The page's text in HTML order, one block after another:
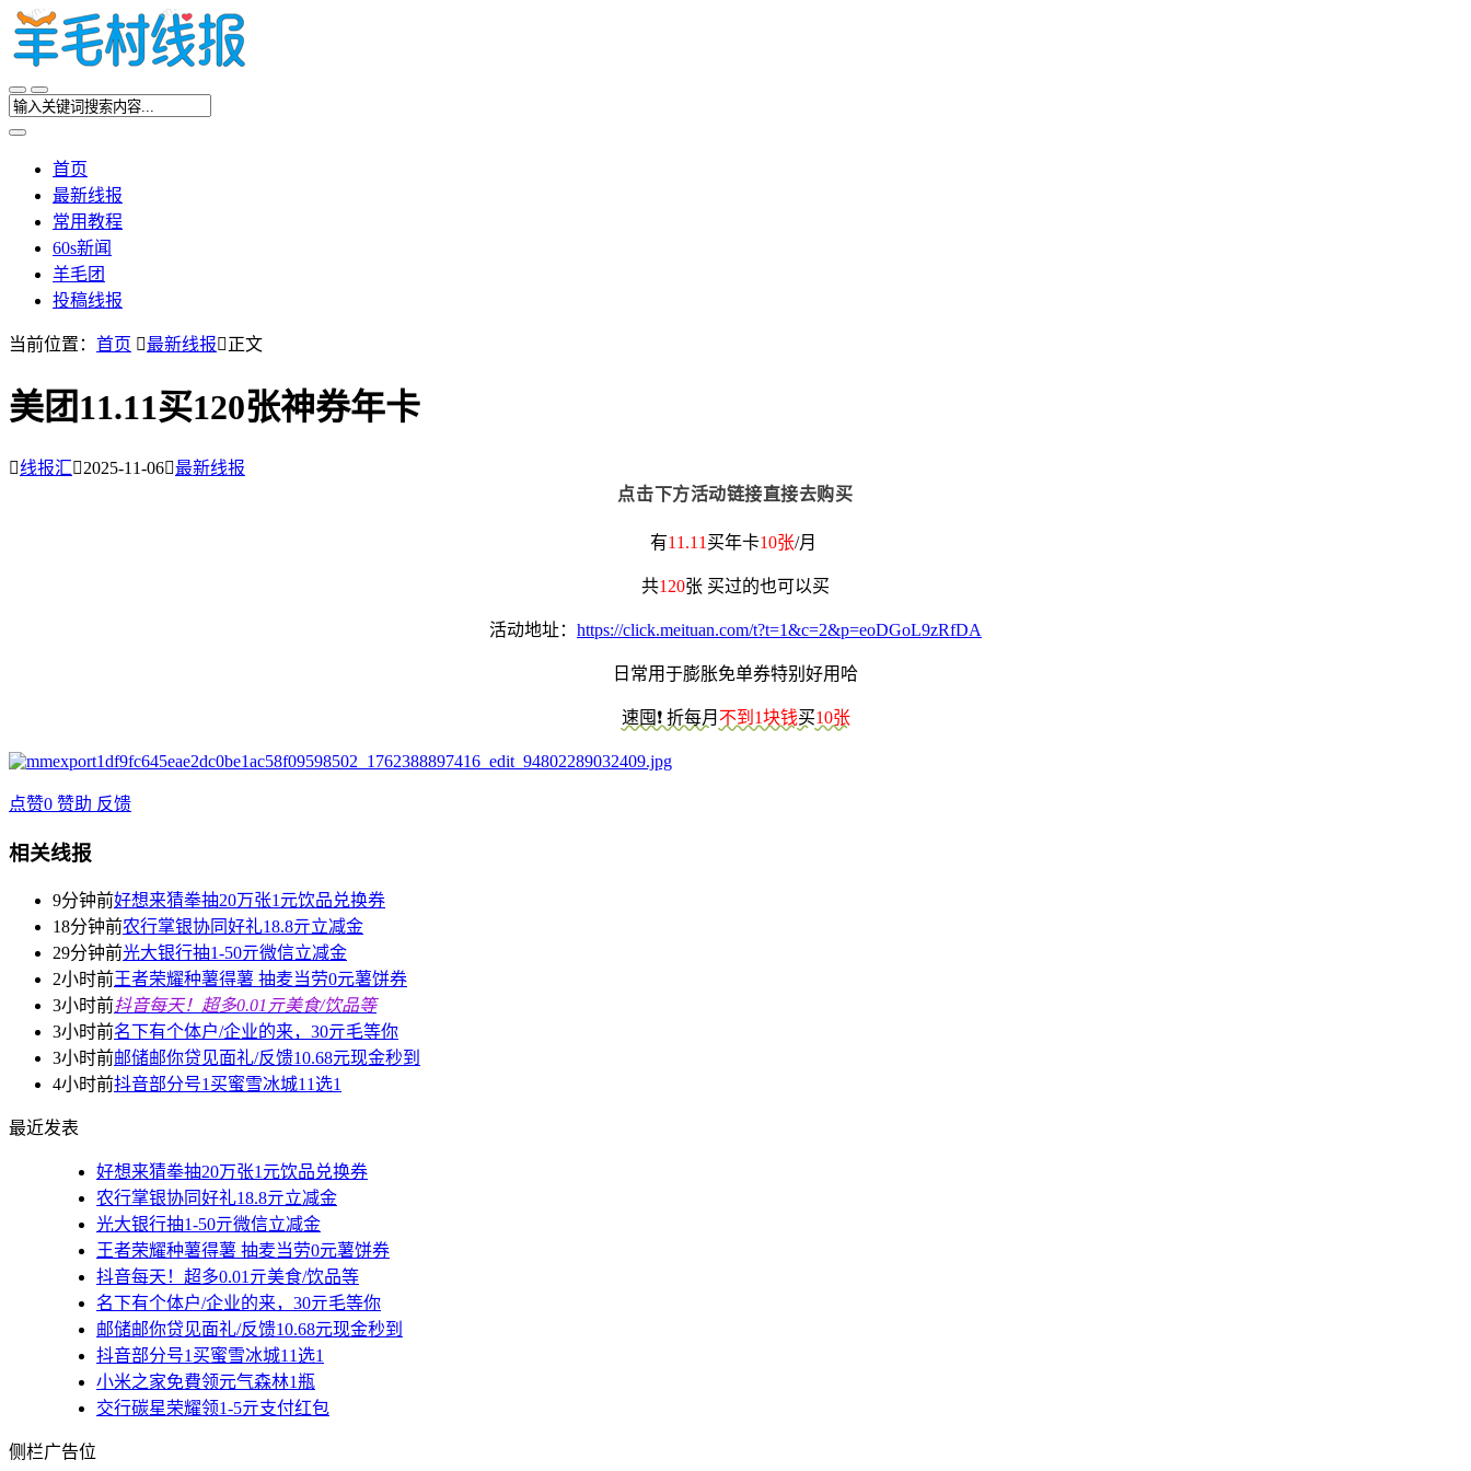
首页
最新线报
常用教程
60s新闻
羊毛团
投稿线报
当前位置： 首页 最新线报正文
美团11.11买120张神券年卡
线报汇2025-11-06最新线报
点击下方活动链接直接去购买
有11.11 买年卡10张/月
共120张 买过的也可以买
活动地址： https://click.meituan.com/t?t=1&c=2&p=eoDGoL9zRfDA
日常用于膨胀免单券特别好用哈
速囤❗️ 折每月 不到1块钱买10张
点赞0 赞助 反馈
相关线报
9分钟前好想来猜拳抽20万张1元饮品兑换券
18分钟前农行掌银协同好礼18.8亓立减金
29分钟前光大银行抽1-50亓微信立减金
2小时前王者荣耀种薯得薯 抽麦当劳0元薯饼券
3小时前抖音每天！超多0.01亓美食/饮品等
3小时前名下有个体户/企业的来，30亓毛等你
3小时前邮储邮你贷见面礼/反馈10.68元现金秒到
4小时前抖音部分号1买蜜雪冰城11选1
最近发表
好想来猜拳抽20万张1元饮品兑换券
农行掌银协同好礼18.8亓立减金
光大银行抽1-50亓微信立减金
王者荣耀种薯得薯 抽麦当劳0元薯饼券
抖音每天！超多0.01亓美食/饮品等
名下有个体户/企业的来，30亓毛等你
邮储邮你贷见面礼/反馈10.68元现金秒到
抖音部分号1买蜜雪冰城11选1
小米之家免費领元气森林1瓶
交行碳星荣耀领1-5亓支付红包
侧栏广告位